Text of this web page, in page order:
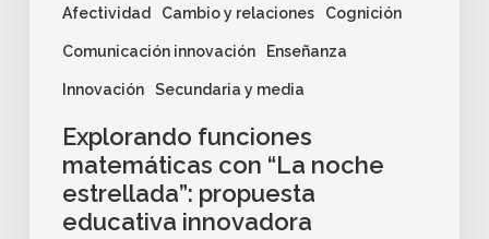
Afectividad Cambio y relaciones Cognición
Comunicación innovación Enseñanza
Innovación Secundaria y media
Explorando funciones
matemáticas con “La noche
estrellada”: propuesta
educativa innovadora